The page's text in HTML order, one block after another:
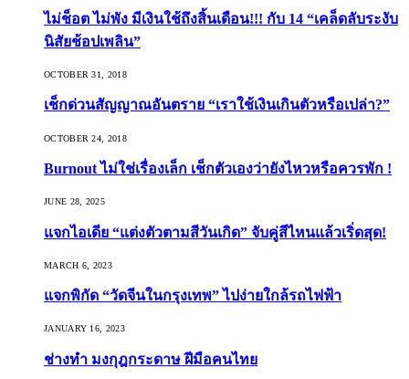
ไม่ช็อต ไม่พัง มีเงินใช้ถึงสิ้นเดือน!!! กับ 14 “เคล็ดลับระงับ
นิสัยช้อปเพลิน”
OCTOBER 31, 2018
เช็กด่วนสัญญาณอันตราย “เราใช้เงินเกินตัวหรือเปล่า?”
OCTOBER 24, 2018
Burnout ไม่ใช่เรื่องเล็ก เช็กตัวเองว่ายังไหวหรือควรพัก !
JUNE 28, 2025
แจกไอเดีย “แต่งตัวตามสีวันเกิด” จับคู่สีไหนแล้วเริ่ดสุด!
MARCH 6, 2023
แจกพิกัด “วัดจีนในกรุงเทพ” ไปง่ายใกล้รถไฟฟ้า
JANUARY 16, 2023
ช่างทำ มงกุฎกระดาษ ฝีมือคนไทย